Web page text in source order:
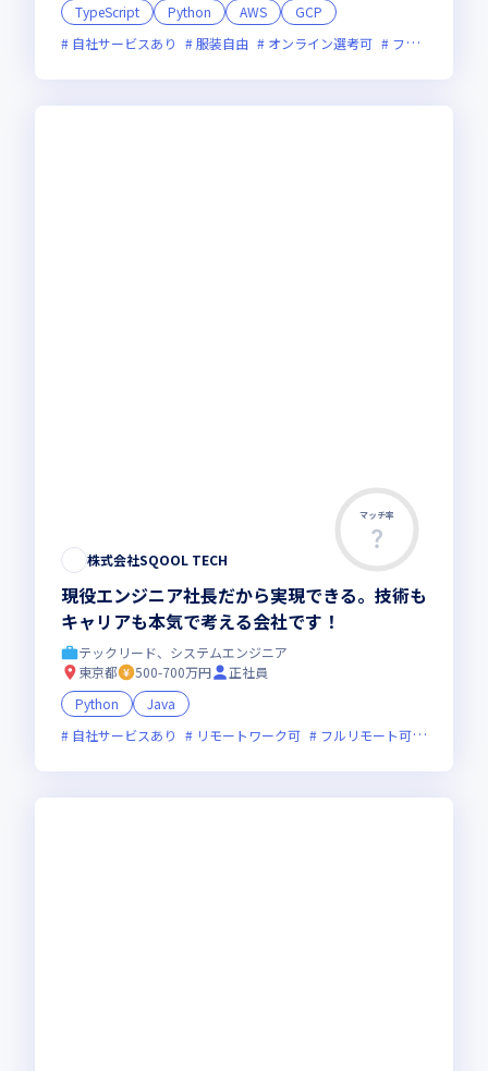
TypeScript
Python AWS
GCP
自社サービスあり
服装自由 オンライン選考可 フレックス制度あり
マッチ率
株式会社SQOOL TECH
現役エンジニア社長だから実現できる。技術も
キャリアも本気で考える会社です！
テックリード、システムエンジニア
東京都
500-700万円
正社員
Python
Java
自社サービスあり
リモートワーク可 フルリモート可